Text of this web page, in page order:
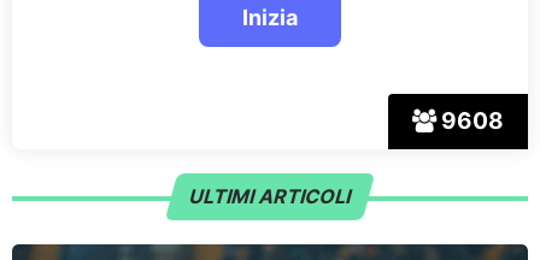
9608
ULTIMI ARTICOLI